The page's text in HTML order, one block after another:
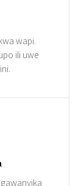
wapi.
ili uwe